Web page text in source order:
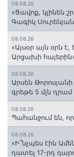
08.08.26
«Ցավոք, կլինեն
Գագիկ Սուրենյան
08.08.26
«Այսօր այն օրն
Արցախի
08.08.26
Արսեն
գրեթե 5 մլն դրամ
08.08.26
Պահանջում են,
08.08.26
«Ի՞նչպես էին
դատել 17-րդ